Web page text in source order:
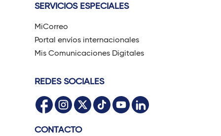
SERVICIOS ESPECIALES
MiCorreo
Portal envíos internacionales
Mis Comunicaciones Digitales
REDES SOCIALES
CONTACTO